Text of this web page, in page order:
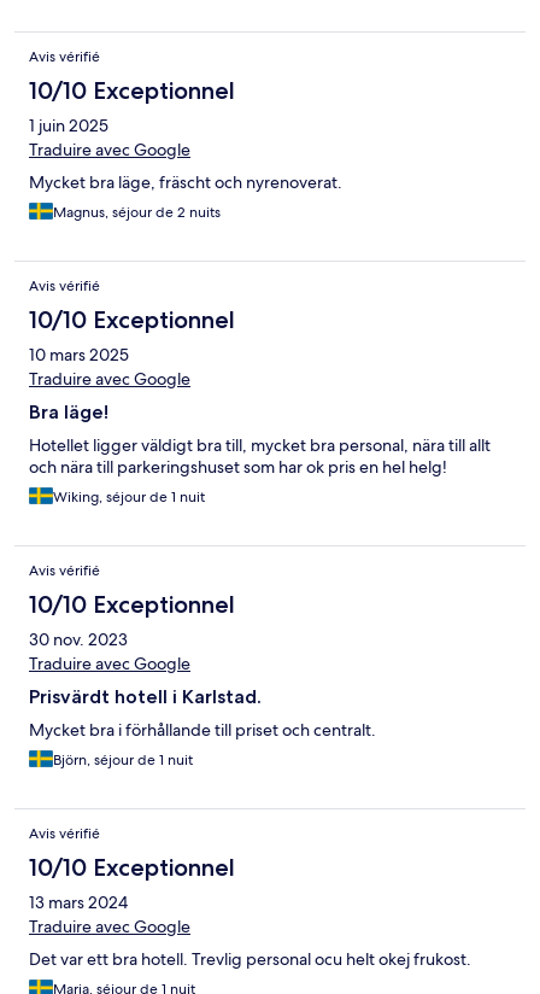
Avis vérifié
10/10 Exceptionnel
1 juin 2025
Traduire avec Google
Mycket bra läge, fräscht och nyrenoverat.
Magnus, séjour de 2 nuits
Avis vérifié
10/10 Exceptionnel
10 mars 2025
Traduire avec Google
Bra läge!
Hotellet ligger väldigt bra till, mycket bra personal, nära till allt
och nära till parkeringshuset som har ok pris en hel helg!
Wiking, séjour de 1 nuit
Avis vérifié
10/10 Exceptionnel
30 nov. 2023
Traduire avec Google
Prisvärdt hotell i Karlstad.
Mycket bra i förhållande till priset och centralt.
Björn, séjour de 1 nuit
Avis vérifié
10/10 Exceptionnel
13 mars 2024
Traduire avec Google
Det var ett bra hotell. Trevlig personal ocu helt okej frukost.
Maria, séjour de 1 nuit